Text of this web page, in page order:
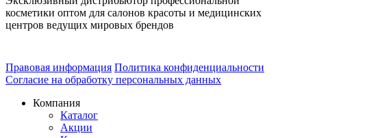
косметики оптом для салонов красоты и медицинских
центров ведущих мировых брендов
Правовая информация Политика конфиденциальности
Согласие на обработку персональных данных
Компания
Каталог
Акции